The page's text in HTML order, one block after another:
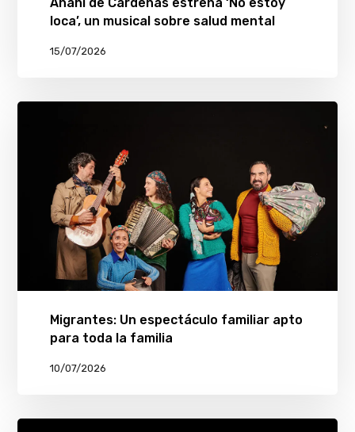
loca’, un musical sobre salud mental
15/07/2026
Migrantes: Un espectáculo familiar apto
para toda la familia
10/07/2026